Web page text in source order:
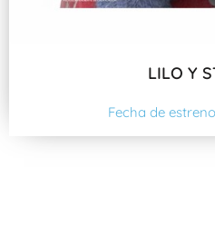
LILO Y
Fecha de